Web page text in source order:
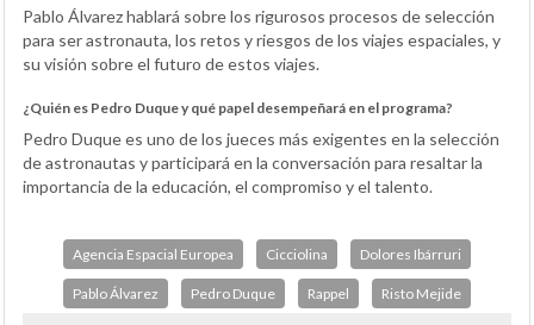
Pablo Álvarez hablará sobre los rigurosos procesos de selección
para ser astronauta, los retos y riesgos de los viajes espaciales, y
su visión sobre el futuro de estos viajes.
¿Quién es Pedro Duque y qué papel desempeñará en el programa?
Pedro Duque es uno de los jueces más exigentes en la selección
de astronautas y participará en la conversación para resaltar la
importancia de la educación, el compromiso y el talento.
Agencia Espacial Europea Cicciolina Dolores Ibárruri
Pablo Álvarez Pedro Duque Rappel Risto Mejide